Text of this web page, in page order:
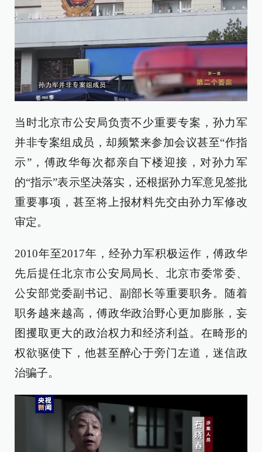
当时北京市公安局负责不少重要专案，孙力军
并非专案组成员，却频繁来参加会议甚至“作指
示”，傅政华每次都亲自下楼迎接，对孙力军
的“指示”表示坚决落实，还根据孙力军意见签批
重要事项，甚至将上报材料先交由孙力军修改
审定。
2010年至2017年，经孙力军积极运作，傅政华
先后提任北京市公安局局长、北京市委常委、
公安部党委副书记、副部长等重要职务。随着
职务越来越高，傅政华政治野心更加膨胀，妄
图攫取更大的政治权力和经济利益。在畸形的
权欲驱使下，他甚至醉心于旁门左道，迷信政
治骗子。